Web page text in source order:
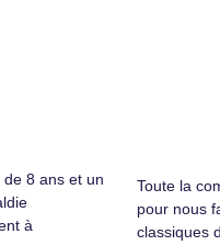
de 8 ans et un
à
Toute la
pour nous
classiques